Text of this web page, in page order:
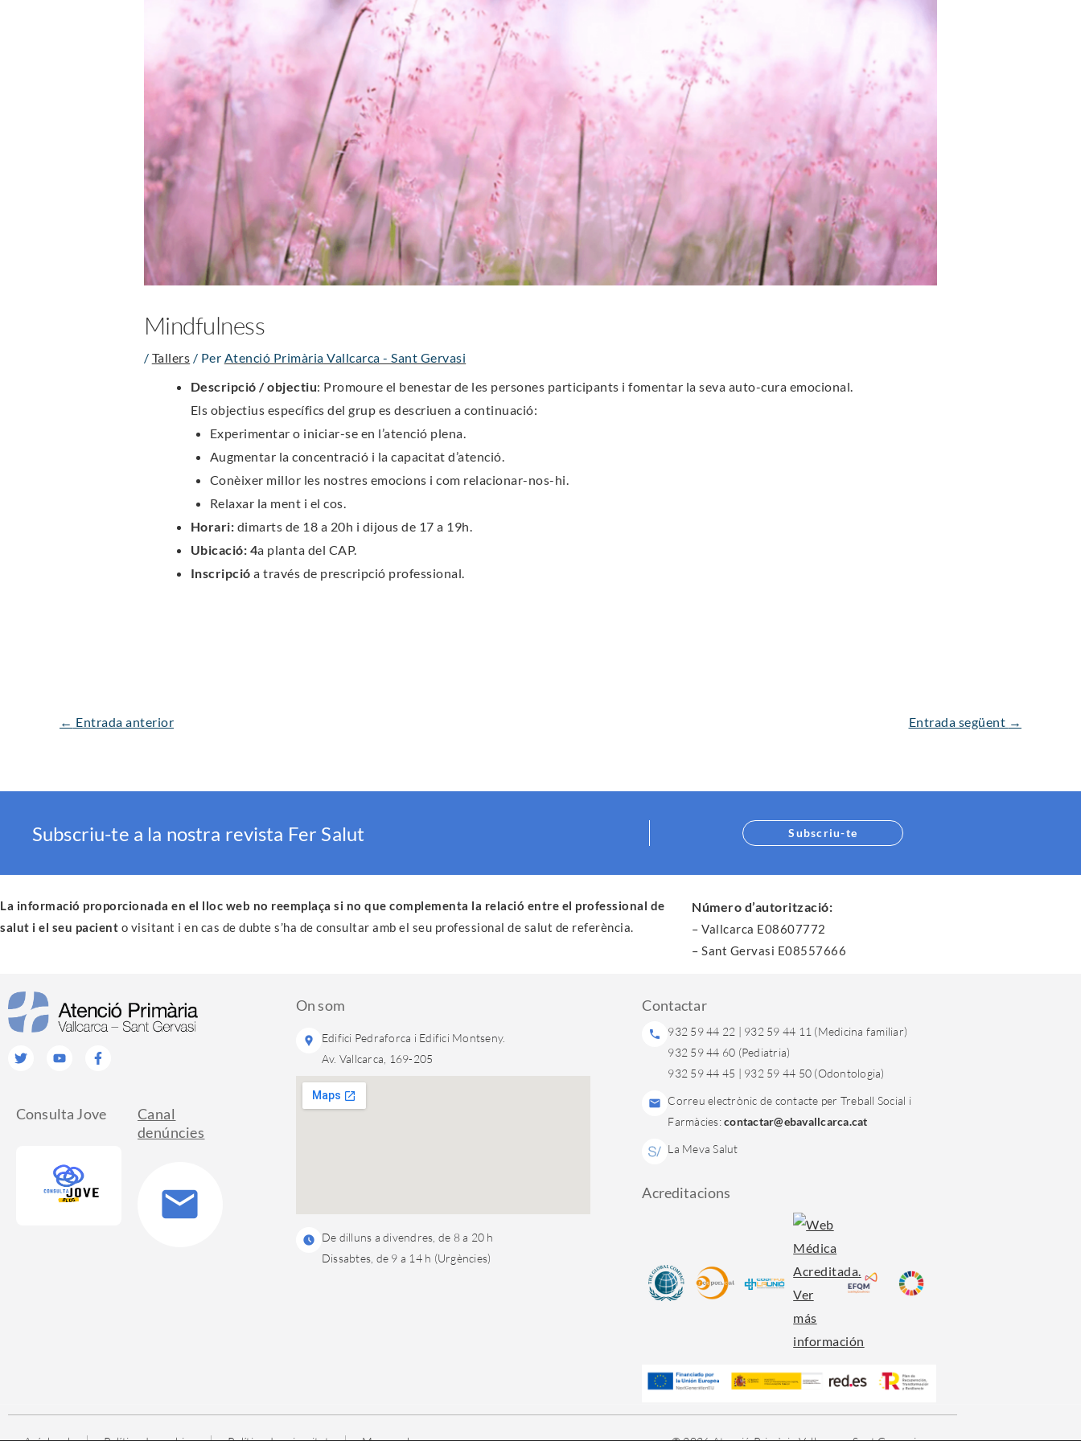
Mindfulness
/ Tallers / Per Atenció Primària Vallcarca - Sant Gervasi
Descripció / objectiu: Promoure el benestar de les persones participants i fomentar la seva auto-cura emocional.
Els objectius específics del grup es descriuen a continuació:
Experimentar o iniciar-se en l’atenció plena.
Augmentar la concentració i la capacitat d’atenció.
Conèixer millor les nostres emocions i com relacionar-nos-hi.
Relaxar la ment i el cos.
Horari: dimarts de 18 a 20h i dijous de 17 a 19h.
Ubicació: 4a planta del CAP.
Inscripcióa través de prescripció professional.
← Entrada anterior Entrada següent →
Subscriu-te a la nostra revista Fer Salut Subscriu-te
La informació proporcionada en el lloc web no reemplaça si no que complementa la relació entre el professional de
salut i el seu pacient o visitant i en cas de dubte s’ha de consultar amb el seu professional de salut de referència.
Número d’autorització:
– Vallcarca E08607772
– Sant Gervasi E08557666
TwitterYoutubeFacebook-
f
Consulta Jove
Canal
denúncies
On som
Edifici Pedraforca i Edifici Montseny.
Av. Vallcarca, 169-205
De dilluns a divendres, de 8 a 20 h
Dissabtes, de 9 a 14 h (Urgències)
Contactar
932 59 44 22 | 932 59 44 11 (Medicina familiar)
932 59 44 60 (Pediatria)
932 59 44 45 | 932 59 44 50 (Odontologia)
Correu electrònic de contacte per Treball Social i
Farmàcies:contactar@ebavallcarca.cat
La Meva Salut
Acreditacions